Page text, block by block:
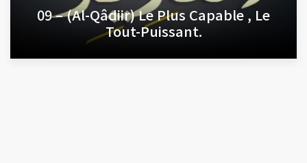
09 – (Al-Qâdiir) Le Plus Capable , Le
Tout-Puissant.